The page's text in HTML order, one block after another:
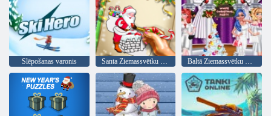
Slēpošanas varonis Santa Ziemassvētku krāsošana Baltā Ziemassvētku puse